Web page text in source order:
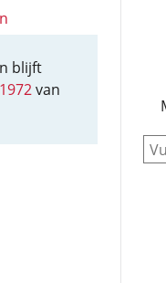
blijft
van